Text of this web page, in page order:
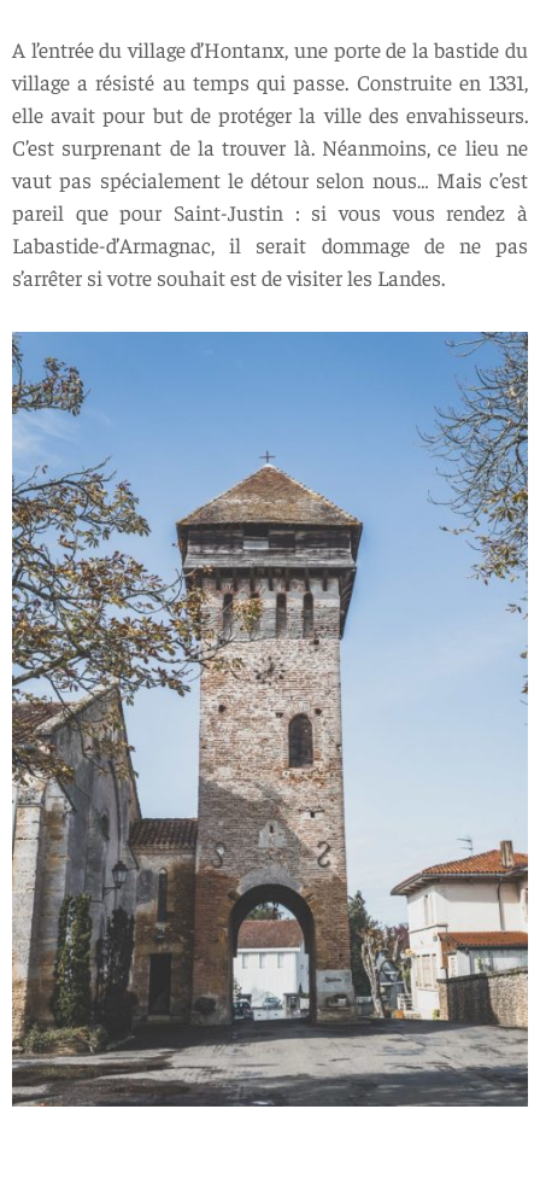
A l’entrée du village d’Hontanx, une porte de la bastide du
village a résisté au temps qui passe. Construite en 1331,
elle avait pour but de protéger la ville des envahisseurs.
C’est surprenant de la trouver là. Néanmoins, ce lieu ne
vaut pas spécialement le détour selon nous… Mais c’est
pareil que pour Saint-Justin : si vous vous rendez à
Labastide-d’Armagnac, il serait dommage de ne pas
s’arrêter si votre souhait est de visiter les Landes.